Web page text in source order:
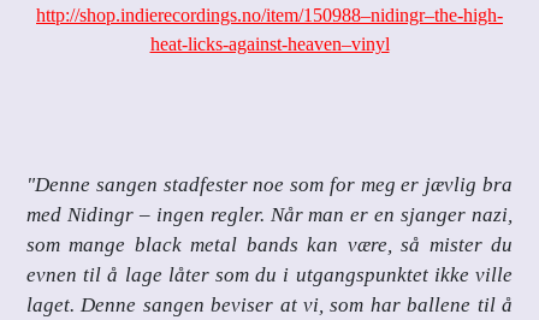
http://shop.indierecordings.no/item/150988–nidingr–the-high-
heat-licks-against-heaven–vinyl
"Denne sangen stadfester noe som for meg er jævlig bra
med Nidingr – ingen regler. Når man er en sjanger nazi,
som mange black metal bands kan være, så mister du
evnen til å lage låter som du i utgangspunktet ikke ville
laget. Denne sangen beviser at vi, som har ballene til å